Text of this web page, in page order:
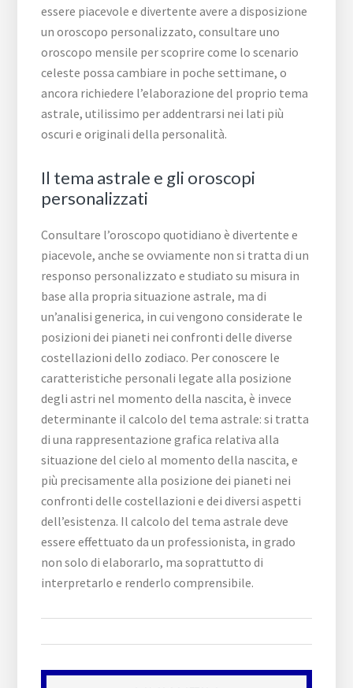
essere piacevole e divertente avere a disposizione
un oroscopo personalizzato, consultare uno
oroscopo mensile per scoprire come lo scenario
celeste possa cambiare in poche settimane, o
ancora richiedere l’elaborazione del proprio tema
astrale, utilissimo per addentrarsi nei lati più
oscuri e originali della personalità.
Il tema astrale e gli oroscopi
personalizzati
Consultare l’oroscopo quotidiano è divertente e
piacevole, anche se ovviamente non si tratta di un
responso personalizzato e studiato su misura in
base alla propria situazione astrale, ma di
un’analisi generica, in cui vengono considerate le
posizioni dei pianeti nei confronti delle diverse
costellazioni dello zodiaco. Per conoscere le
caratteristiche personali legate alla posizione
degli astri nel momento della nascita, è invece
determinante il calcolo del tema astrale: si tratta
di una rappresentazione grafica relativa alla
situazione del cielo al momento della nascita, e
più precisamente alla posizione dei pianeti nei
confronti delle costellazioni e dei diversi aspetti
dell’esistenza. Il calcolo del tema astrale deve
essere effettuato da un professionista, in grado
non solo di elaborarlo, ma soprattutto di
interpretarlo e renderlo comprensibile.